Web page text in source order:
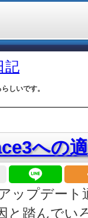
記
しいです。
への
ップデー
と踏んでい